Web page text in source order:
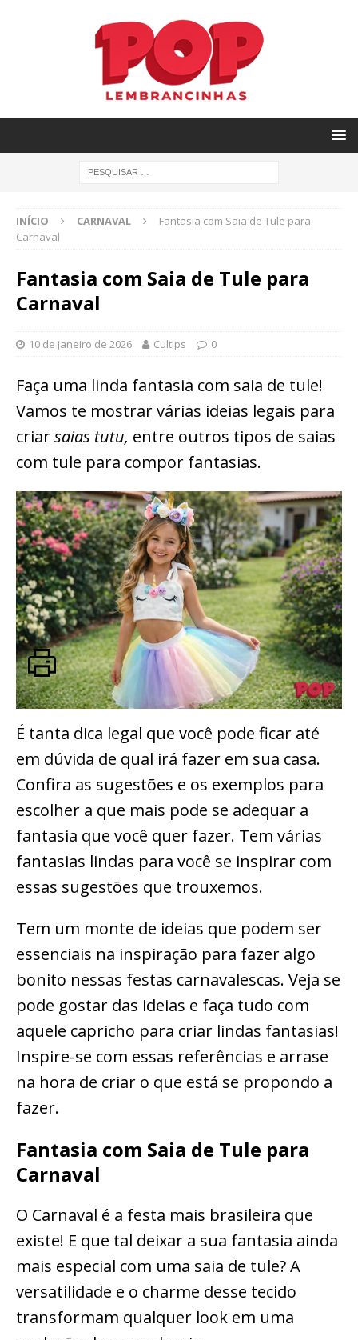
INÍCIO CARNAVAL
Fantasia com Saia de Tule para
Carnaval
Fantasia com Saia de Tule para
Carnaval
10 de janeiro de 2026 Cultips 0
Faça uma linda fantasia com saia de tule!
Vamos te mostrar várias ideias legais para
criarsaias tutu, entre outros tipos de saias
com tule para compor fantasias.
É tanta dica legal que você pode ficar até
em dúvida de qual irá fazer em sua casa.
Confira as sugestões e os exemplos para
escolher a que mais pode se adequar a
fantasia que você quer fazer. Tem várias
fantasias lindas para você se inspirar com
essas sugestões que trouxemos.
Tem um monte de ideias que podem ser
essenciais na inspiração para fazer algo
bonito nessas festas carnavalescas. Veja se
pode gostar das ideias e faça tudo com
aquele capricho para criar lindas fantasias!
Inspire-se com essas referências e arrase
na hora de criar o que está se propondo a
fazer.
Fantasia com Saia de Tule para
Carnaval
O Carnaval é a festa mais brasileira que
existe! E que tal deixar a sua fantasia ainda
mais especial com uma saia de tule? A
versatilidade e o charme desse tecido
transformam qualquer look em uma